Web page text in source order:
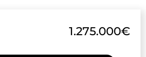
1.275.000€